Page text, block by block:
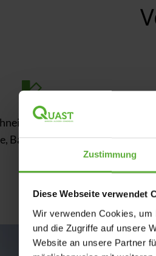
Zustimmung
Diese Webseite verwendet
Wir verwenden Cookies,
und die Zugriffe auf unsere
Website an unsere Partner
Lösungen für
Balkon, Freiflächen